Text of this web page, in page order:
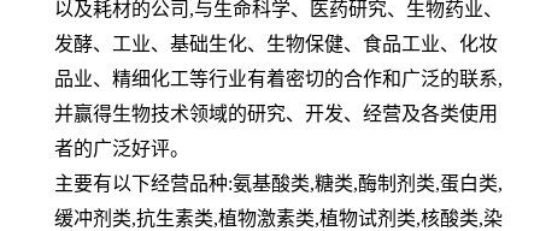
以及耗材的公司 ,与生命科学、医药研究、生物药业、
发酵、工业、基础生化、生物保健、食品工业、化妆
品业、精细化工等行业有着密切的合作和广泛的联系,
并赢得生物技术领域的研究、开发、经营及各类使用
者的广泛好评。
主要有以下经营品种:氨基酸类,糖类,酶制剂类,蛋白类,
缓冲剂类,抗生素类,植物激素类,植物试剂类,核酸类,染